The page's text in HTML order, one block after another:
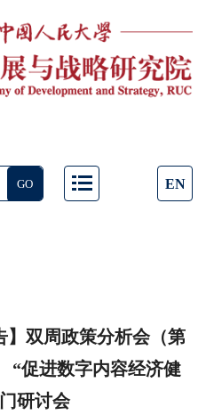
EN
】双周政策分析会（第
“促进数字内容经济健
研讨会